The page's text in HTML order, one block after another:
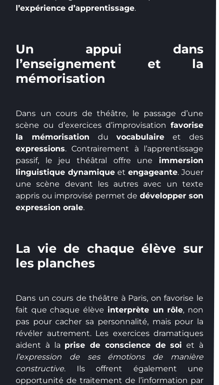
l’expérience d’apprentissage.
Un appui dans
l’enseignement et la
mémorisation
Dans un cours de théâtre, le passage d’une
scène ou d’exercices d’improvisation favorise
la mémorisation duvocabulaire et des
expressions. Contrairement à l’apprentissage
passif, le jeu théâtral offre une immersion
linguistique dynamique et engageante. Jouer
une scène devant les autres avec un texte
appris ou improvisé permet de développer son
expression orale.
La vie de chaque élève sur
les planches
Dans un cours de théâtre à Paris, on favorise le
fait que chaque élève interprète un rôle, non
pas pour cacher sa personnalité, mais pour la
révéler autrement. Les exercices dramatiques
aident à la prise de conscience de soi et à
l’expression de ses émotions de manière
constructive. Ils offrent également une
opportunité de traitement de l’information par